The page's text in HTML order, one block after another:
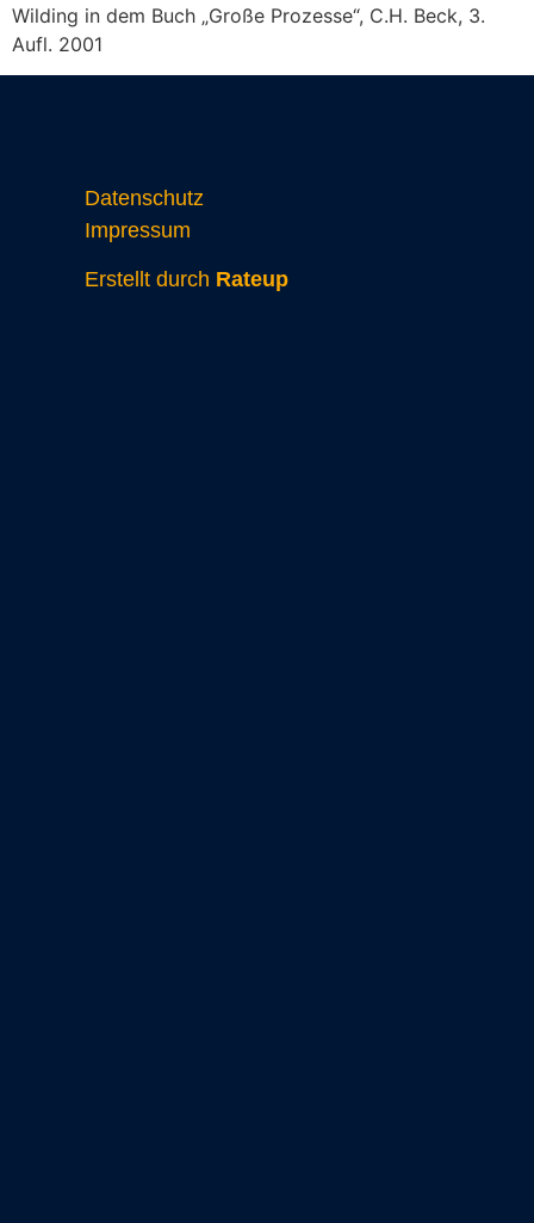
Wilding in dem Buch „Große Prozesse“, C.H. Beck, 3.
Aufl. 2001
Datenschutz
Impressum
Erstellt durch Rateup